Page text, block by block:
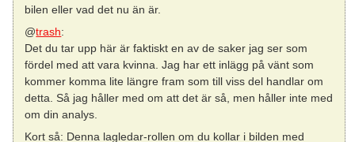
bilen eller vad det nu än är.
@trash:
Det du tar upp här är faktiskt en av de saker jag ser som
fördel med att vara kvinna. Jag har ett inlägg på vänt som
kommer komma lite längre fram som till viss del handlar om
detta. Så jag håller med om att det är så, men håller inte med
om din analys.
Kort så: Denna lagledar-rollen om du kollar i bilden med